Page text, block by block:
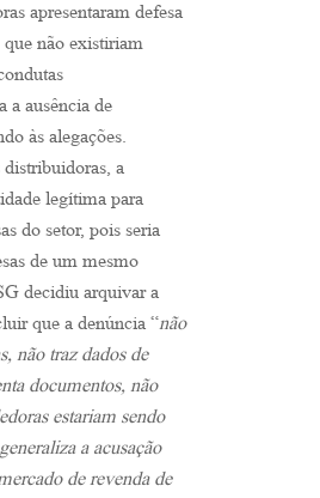
apresentaram defesa
não existiriam
a ausência de
às alegações.
a
legítima para
do setor, pois seria
de um mesmo
decidiu arquivar a
que a denúncia “não
não traz dados de
documentos, não
estariam sendo
a acusação
de revenda de